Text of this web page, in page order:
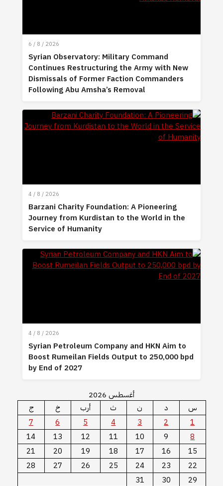
6 / 8 / 2026
Syrian Observatory: Military Command
Continues Restructuring the Army with New
Dismissals of Former Faction Commanders
Following Abu Amsha’s Removal
4 / 8 / 2026
Barzani Charity Foundation: A Pioneering
Journey from Kurdistan to the World in the
Service of Humanity
4 / 8 / 2026
Syrian Petroleum Company and HKN Aim to
Boost Rumeilan Fields Output to 250,000 bpd
by End of 2027
أغسطس 2026
س
د ن ث أرب خ
ج
1
2
3
4
5
6
7
8
9
10
11
12
13
14
15
16
17
18
19
20
21
22
23
24
25
26
27
28
29
30
31